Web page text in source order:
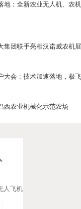
地：全新农业无人机、农
集团联手亮相汉诺威农机展
大会：技术加速落地，极
西农业机械化示范农场
人飞机